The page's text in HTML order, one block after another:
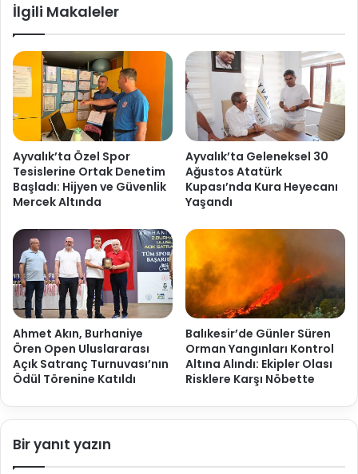
İlgili Makaleler
Ayvalık’ta Özel Spor
Tesislerine Ortak Denetim
Başladı: Hijyen ve Güvenlik
Mercek Altında
Ayvalık’ta Geleneksel 30
Ağustos Atatürk
Kupası’nda Kura Heyecanı
Yaşandı
Ahmet Akın, Burhaniye
Ören Open Uluslararası
Açık Satranç Turnuvası’nın
Ödül Törenine Katıldı
Balıkesir’de Günler Süren
Orman Yangınları Kontrol
Altına Alındı: Ekipler Olası
Risklere Karşı Nöbette
Bir yanıt yazın